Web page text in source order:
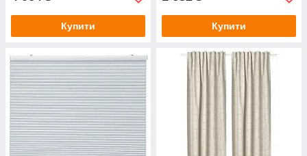
Купити Купити